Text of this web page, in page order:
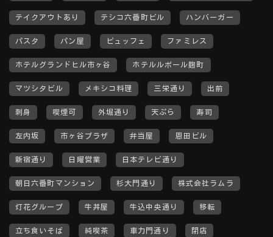
テイクアウトあり テシコ六番町ビル ハンバーガー
パスタ パン屋 ビュッフェ ファミレス
ホテルグランドヒル市ヶ谷 ホテルルポール麹町
マツシタビル メキシコ料理 三栄通り 出前
刺身 喫煙可 外堀通り 天ぷら 寿司
左内坂 市ヶ谷プラザ 弁当屋 恩田ビル
新宿通り 日曜営業 日本テレビ通り
朝日六番町マンション 杉大門通り 株式会社ラムラ
灯花グループ 牛丼屋 牛込中央通り 移転
立ち食いそば 純喫茶 車力門通り 閉店